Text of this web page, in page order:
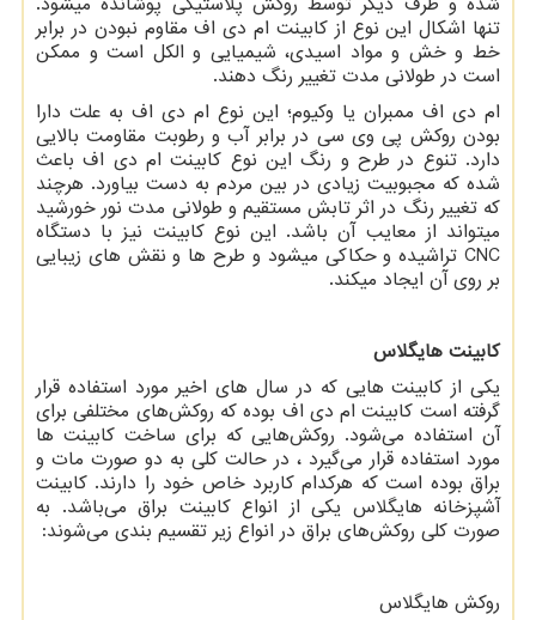
تنها اشکال این نوع از کابینت ام دی اف مقاوم نبودن در برابر
خط و خش و مواد اسیدی، شیمیایی و الکل است و ممکن
است در طولانی مدت تغییر رنگ دهند.
ام دی اف ممبران یا وکیوم؛ این نوع ام دی اف به علت دارا
بودن روکش پی وی سی در برابر آب و رطوبت مقاومت بالایی
دارد. تنوع در طرح و رنگ این نوع کابینت ام دی اف باعث
شده که مجبوبیت زیادی در بین مردم به دست بیاورد. هرچند
که تغییر رنگ در اثر تابش مستقیم و طولانی مدت نور خورشید
می­تواند از معایب آن باشد. این نوع کابینت نیز با دستگاه
CNC تراشیده و حکاکی می­شود و طرح­ ها و نقش ­های زیبایی
بر روی آن ایجاد می­کند.
کابینت هایگلاس
یکی از کابینت‌ هایی که در سالهای اخیر مورد استفاده قرار
گرفته است کابینت ام دی اف بوده که روکشهای مختلفی برای
آن استفاده می‌شود. روکشهایی که برای ساخت کابینت‌ ها
مورد استفاده قرار می‌گیرد ، در حالت کلی به دو صورت مات و
براق بوده است که هرکدام کاربرد خاص خود را دارند. کابینت
آشپزخانه هایگلاس یکی از انواع کابینت براق می‌باشد. به
صورت کلی روکشهای براق در انواع زیر تقسیم بندی می‌شوند:
روکش هایگلاس